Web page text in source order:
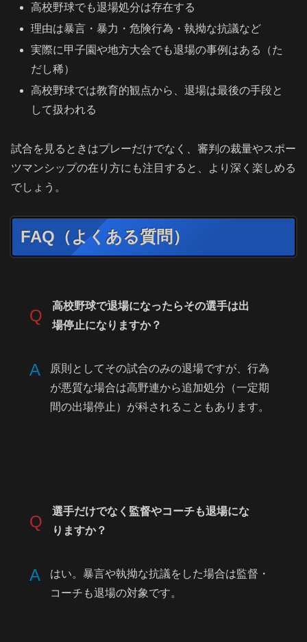
高校野球でも退場処分は存在する
理由は暴言・暴力・危険行為・執拗な抗議など
実際に甲子園や地方大会でも退場の事例はある（た
だし稀）
高校野球では教育的観点から、退場は最後の手段と
して扱われる
試合を見るときはプレーだけでなく、審判の裁量やスポー
ツマンシップの在り方にも注目すると、より深く楽しめる
でしょう。
FAQ（よくある質問）
Q
高校野球で退場になったらその選手は出
場停止になりますか？
A
原則としてその試合のみの退場ですが、行為
が悪質な場合は高野連から追加処分（一定期
間の出場停止）が科されることもあります。
Q
選手だけでなく監督やコーチも退場にな
りますか？
A
はい。暴言や執拗な抗議をした場合は監督・
コーチも退場の対象です。